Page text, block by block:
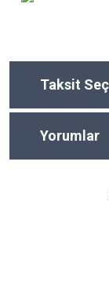
Taksit
Yorumlar